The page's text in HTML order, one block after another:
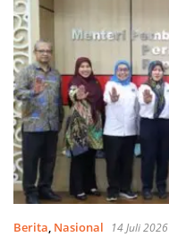
Berita, Nasional 14 Juli 2026